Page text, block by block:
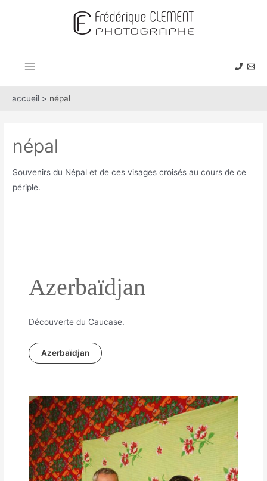
Menu
accueil > népal
népal
Souvenirs du Népal et de ces visages croisés au cours de ce
périple.
Azerbaïdjan
Découverte du Caucase.
Azerbaïdjan